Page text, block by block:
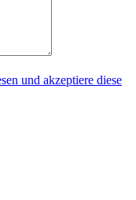
und akzeptiere diese